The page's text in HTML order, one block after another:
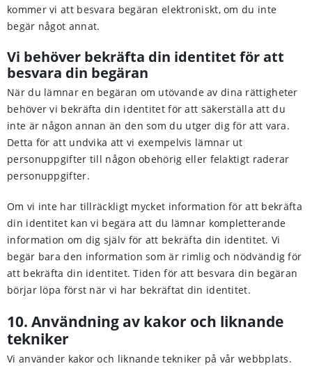
kommer vi att besvara begäran elektroniskt, om du inte
begär något annat.
Vi behöver bekräfta din identitet för att
besvara din begäran
När du lämnar en begäran om utövande av dina rättigheter
behöver vi bekräfta din identitet för att säkerställa att du
inte är någon annan än den som du utger dig för att vara.
Detta för att undvika att vi exempelvis lämnar ut
personuppgifter till någon obehörig eller felaktigt raderar
personuppgifter.
Om vi inte har tillräckligt mycket information för att bekräfta
din identitet kan vi begära att du lämnar kompletterande
information om dig själv för att bekräfta din identitet. Vi
begär bara den information som är rimlig och nödvändig för
att bekräfta din identitet. Tiden för att besvara din begäran
börjar löpa först när vi har bekräftat din identitet.
10. Användning av kakor och liknande
tekniker
Vi använder kakor och liknande tekniker på vår webbplats.